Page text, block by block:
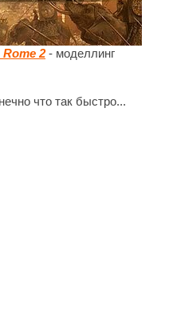
Rome 2- моделлинг
что так быстро...